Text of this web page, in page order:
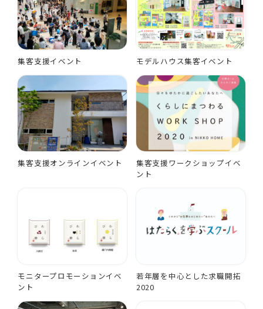
集客支援イベント モデルハウス集客イベント
集客支援オンラインイベント
集客支援ワークショップイベ
ント
モニタープロモーションイベ
ント
若年層を中心とした求職開拓
2020